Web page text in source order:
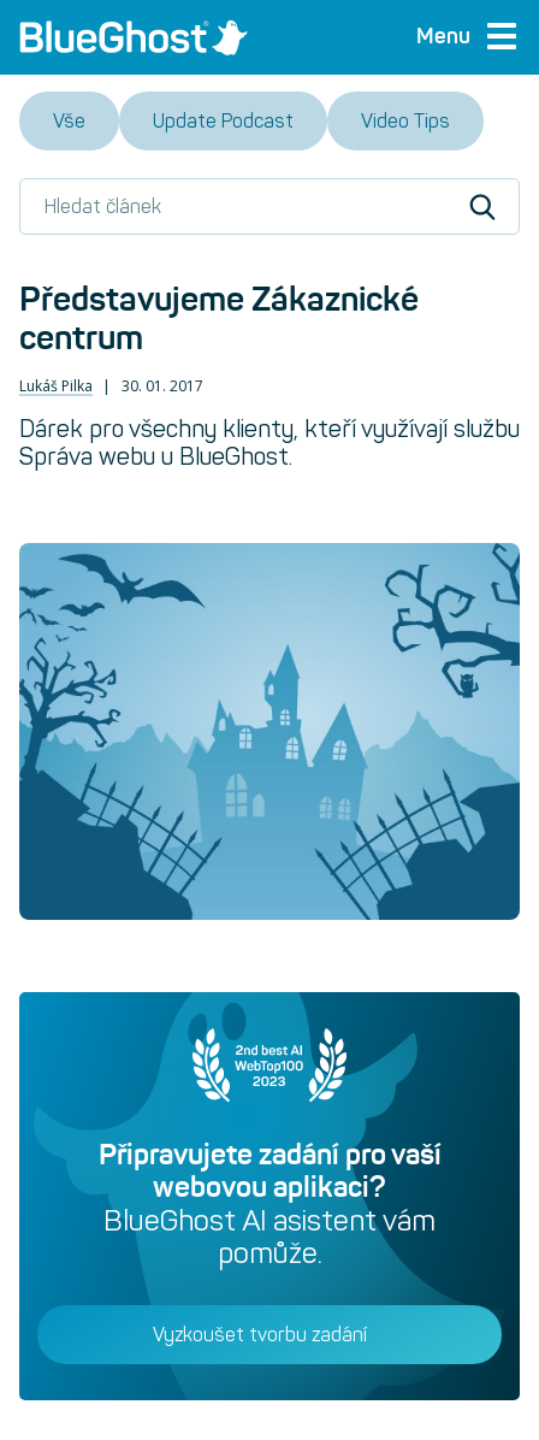
Menu
Vše Update Podcast Video Tips
Představujeme Zákaznické
centrum
Lukáš Pilka 30. 01. 2017
Dárek pro všechny klienty, kteří využívají službu
Správa webu u BlueGhost.
Připravujete zadání pro vaší
webovou aplikaci?
BlueGhost AI asistent vám
pomůže.
Vyzkoušet tvorbu zadání